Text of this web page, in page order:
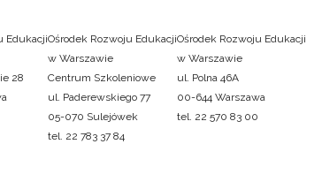
Edukacji
28
Ośrodek Rozwoju Edukacji
w Warszawie
Centrum Szkoleniowe
ul. Paderewskiego 77
05-070 Sulejówek
tel. 22 783 37 84
Ośrodek Rozwoju Edukacji
w Warszawie
ul. Polna 46A
00-644 Warszawa
tel. 22 570 83 00